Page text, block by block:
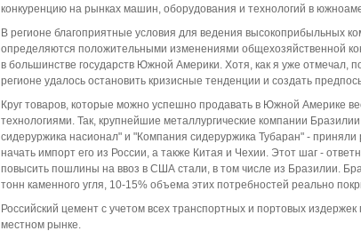
конкуренцию на рынках машин, оборудования и технологий в
В регионе благоприятные условия для ведения высокоприбыльных
определяются положительными изменениями общехозяйственной
в большинстве государств Южной Америки. Хотя, как я уже отмечал,
регионе удалось остановить кризисные тенденции и создать
Круг товаров, которые можно успешно продавать в Южной Америке
технологиями. Так, крупнейшие металлургические компании
сидеруржика насионал" и "Компания сидеруржика Тубаран" -
начать импорт его из России, а также Китая и Чехии. Этот шаг -
повысить пошлины на ввоз в США стали, в том числе из Бразилии.
тонн каменного угля, 10-15% объема этих потребностей реально
Российский цемент с учетом всех транспортных и портовых
местном рынке.